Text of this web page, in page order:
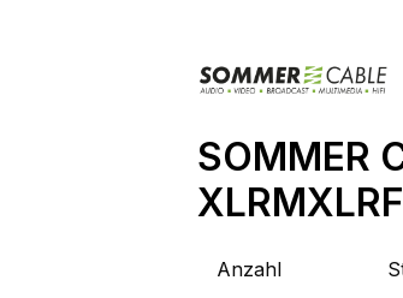
SOMMER
Anzahl